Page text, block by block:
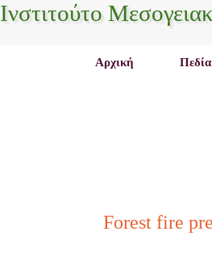
Αρχική
Ινστιτούτο
Forest fire